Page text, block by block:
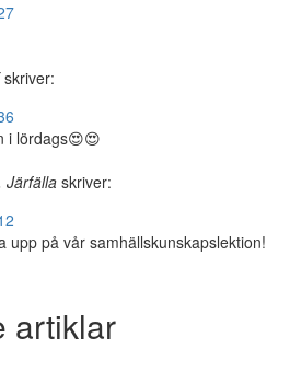
skriver:
i lördags😍😍
Järfälla skriver:
upp på vår samhällskunskapslektion!
artiklar